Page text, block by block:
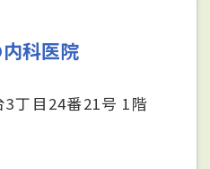
科医院
丁目24番21号 1階